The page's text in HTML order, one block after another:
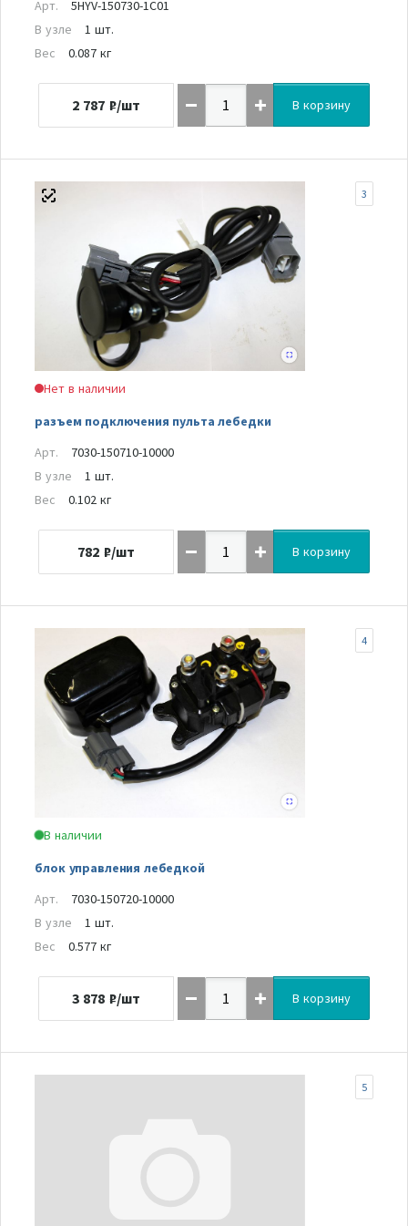
Арт.
5HYV-150730-1C01
В узле
1 шт.
Вес
0.087 кг
2 787 ₽/шт В корзину
Нет в наличии
разъем подключения пульта лебедки
3
Арт.
7030-150710-10000
В узле
1 шт.
Вес
0.102 кг
782 ₽/шт В корзину
В наличии
блок управления лебедкой
4
Арт.
7030-150720-10000
В узле
1 шт.
Вес
0.577 кг
3 878 ₽/шт В корзину
5